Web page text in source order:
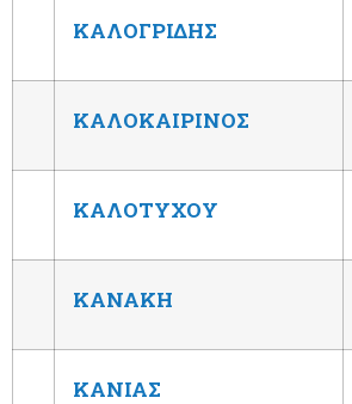
ΚΑΛΟΓΡΙΔΗΣ
ΚΑΛΟΚΑΙΡΙΝΟΣ
ΚΑΛΟΤΥΧΟΥ
ΚΑΝΑΚΗ
ΚΑΝΙΑΣ